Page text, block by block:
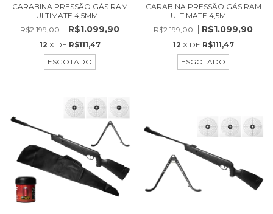
CARABINA PRESSÃO GÁS RAM
ULTIMATE 4,5MM...
R$2.199,00
R$1.099,90
12 X DE R$111,47
ESGOTADO
CARABINA PRESSÃO GÁS RAM
ULTIMATE 4,5M -...
R$2.199,00
R$1.099,90
12 X DE R$111,47
ESGOTADO